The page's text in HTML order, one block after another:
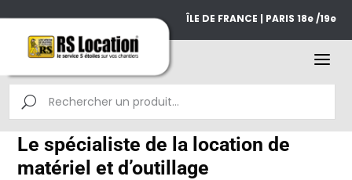
ÎLE DE FRANCE | PARIS 18e /19e
Le spécialiste de la location de
matériel et d’outillage